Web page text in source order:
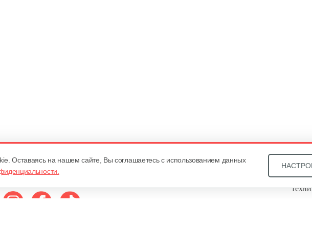
Оставаясь на нашем сайте, Вы соглашаетесь с использованием данных